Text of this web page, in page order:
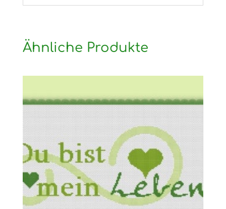
Ähnliche Produkte